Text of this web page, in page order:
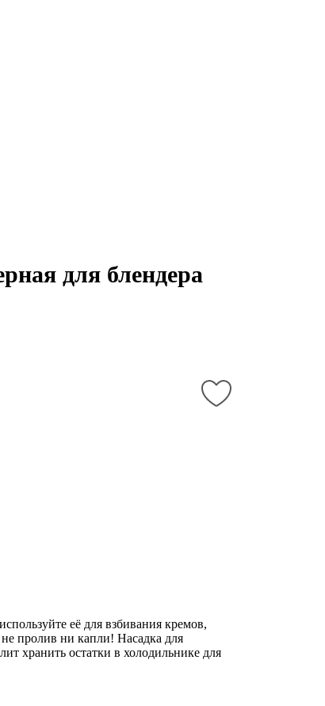
для блендера
её для взбивания кремов,
пролив ни капли! Насадка для
хранить остатки в холодильнике для